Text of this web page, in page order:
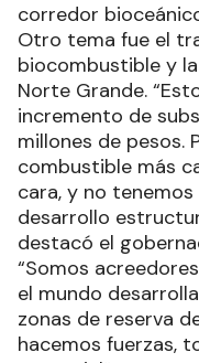
corredor
Otro tema fue el
biocombustible y
Norte Grande.
incremento de
millones de pesos.
combustible más
cara, y no
desarrollo
destacó el
“Somos
el mundo
zonas de reserva
hacemos fuerzas,